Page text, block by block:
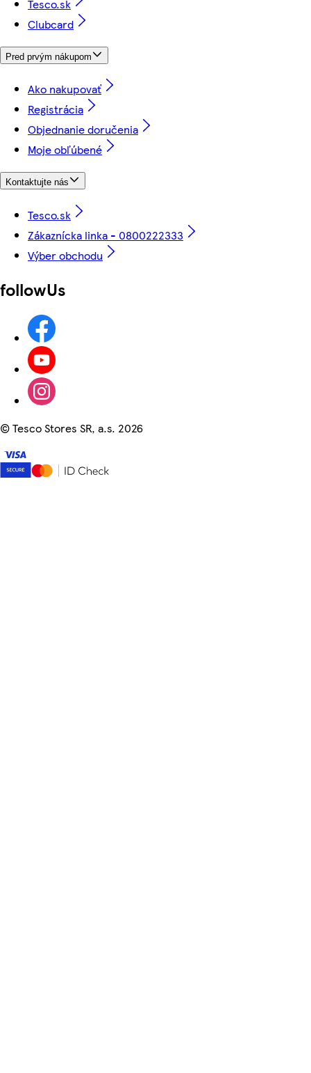
Tesco.sk
Clubcard
Pred prvým nákupom
Ako nakupovať
Registrácia
Objednanie doručenia
Moje obľúbené
Kontaktujte nás
Tesco.sk
Zákaznícka linka - 0800222333
Výber obchodu
followUs
©Tesco Stores SR, a.s. 2026